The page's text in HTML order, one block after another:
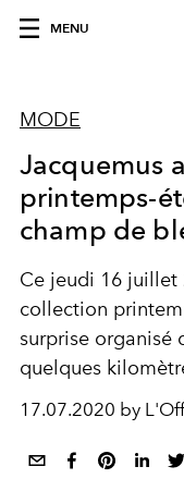
MENU
MODE
Jacquemus
printemps-
champ de
Ce jeudi 16 juillet
collection
surprise organisé
quelques
17.07.2020 by